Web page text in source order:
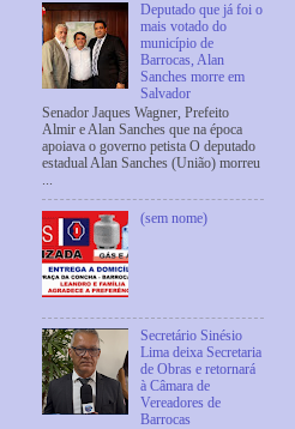
Deputado que já foi o
mais votado do
município de
Barrocas, Alan
Sanches morre em
Salvador
Senador Jaques Wagner, Prefeito
Almir e Alan Sanches que na época
apoiava o governo petista O deputado
estadual Alan Sanches (União) morreu
...
(sem nome)
Secretário Sinésio
Lima deixa Secretaria
de Obras e retornará
à Câmara de
Vereadores de
Barrocas